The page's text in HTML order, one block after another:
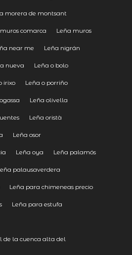
morera de montsant
comarca Leña muros
near me Leña nigrán
nueva Leña o bolo
irixo Leña o porriño
Leña olivella
Leña oristà
Leña osor
Leña oya Leña palamós
palausaverdera
Leña para chimeneas precio
Leña para estufa
de la cuenca alta del